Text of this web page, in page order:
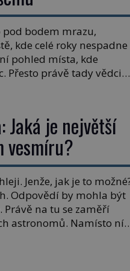
bodem mrazu,
kde celé roky nespadne
pohled místa, kde
Přesto právě tady vědci
Jaká je největší
vesmíru?
Jenže, jak je to
Odpovědí by mohla být
na tu se zaměří
astronomů. Namísto ní
zkoumají archivní